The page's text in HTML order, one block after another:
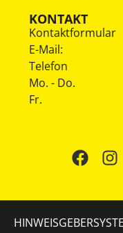
KONTAKT
Kontaktformular
E-Mail:
Telefon
Mo. - Do.
Fr.